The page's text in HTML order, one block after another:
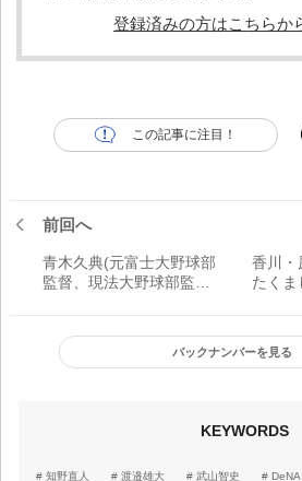
登録済みの方はこちらか
この記事に注目！
前回へ
青木久典(元富士大野球部
監督、現法大野球部監督)
西武)へのメッセージ 「高
校時代のヒットで『コイ
ツはすごい』と心を揺さ
香川
たくま
バックナンバーを見る
KEYWORDS
知野直人 渡邉雄大 武山智史 DeNA